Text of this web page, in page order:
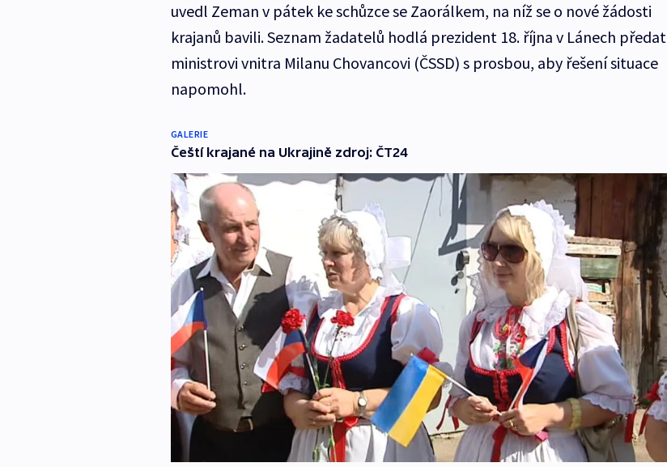
uvedl Zeman v pátek ke schůzce se Zaorálkem, na níž se o nové žádosti
krajanů bavili. Seznam žadatelů hodlá prezident 18. října v Lánech předat
ministrovi vnitra Milanu Chovancovi (ČSSD) s prosbou, aby řešení situace
napomohl.
GALERIE
Čeští krajané na Ukrajině zdroj: ČT24